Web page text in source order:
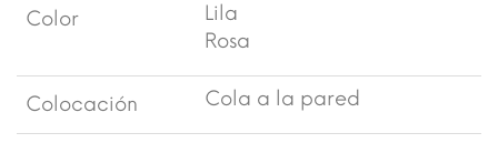
Color
Lila
Rosa
Colocación Cola a la pared